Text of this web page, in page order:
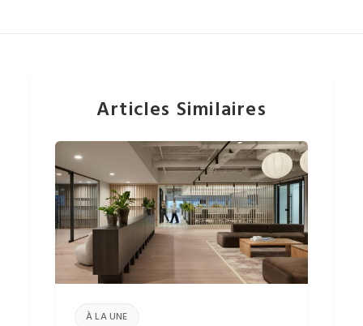
Articles Similaires
À LA UNE